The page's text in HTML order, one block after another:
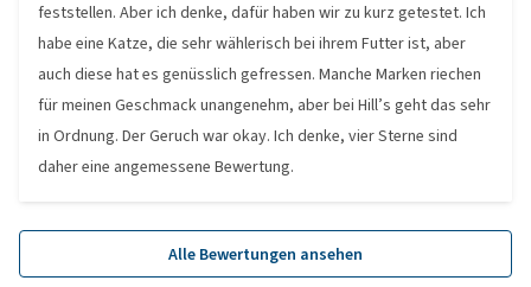
feststellen. Aber ich denke, dafür haben wir zu kurz getestet. Ich
habe eine Katze, die sehr wählerisch bei ihrem Futter ist, aber
auch diese hat es genüsslich gefressen. Manche Marken riechen
für meinen Geschmack unangenehm, aber bei Hill’s geht das sehr
in Ordnung. Der Geruch war okay. Ich denke, vier Sterne sind
daher eine angemessene Bewertung.
Alle Bewertungen ansehen